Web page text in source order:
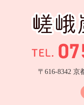
〒616-8342 京